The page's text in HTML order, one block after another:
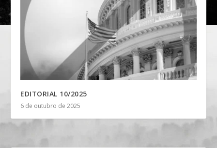
EDITORIAL 10/2025
6 de outubro de 2025